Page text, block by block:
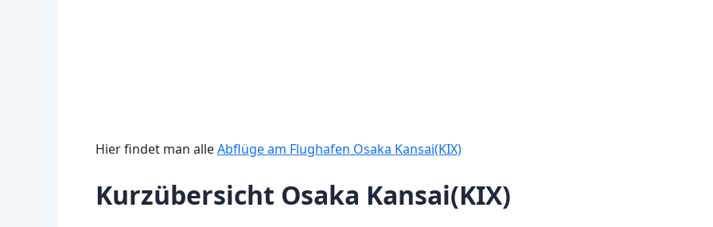
Hier findet man alleAbflüge am Flughafen Osaka Kansai(KIX)
Kurzübersicht Osaka Kansai(KIX)